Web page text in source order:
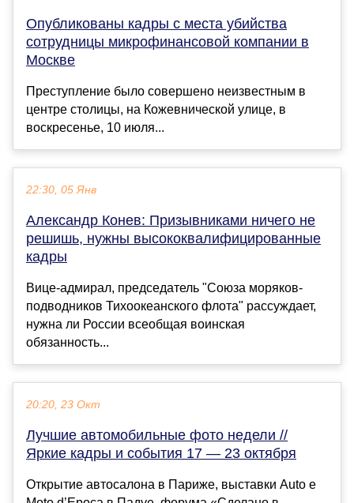
Опубликованы кадры с места убийства
сотрудницы микрофинансовой компании в
Москве
Преступление было совершено неизвестным в
центре столицы, на Кожевнической улице, в
воскресенье, 10 июля...
22:30, 05 Янв
Александр Конев: Призывниками ничего не
решишь, нужны высококвалифицированные
кадры
Вице-адмирал, председатель "Союза моряков-
подводников Тихоокеанского флота" рассуждает,
нужна ли России всеобщая воинская
обязанность...
20:20, 23 Окт
Лучшие автомобильные фото недели //
Яркие кадры и события 17 — 23 октября
Открытие автосалона в Париже, выставки Auto e